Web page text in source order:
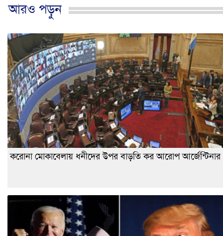
আরও পড়ুন
করোনা মোকাবেলায় ধনীদের উপর বাড়তি কর আরোপ আর্জেন্টিনার